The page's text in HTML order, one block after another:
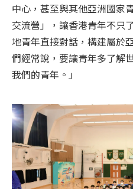
中心，甚至與其他亞洲國家
交流營」，讓香港青年不只
地青年直接對話，構建屬於
們經常說，要讓青年多了解
我們的青年。」